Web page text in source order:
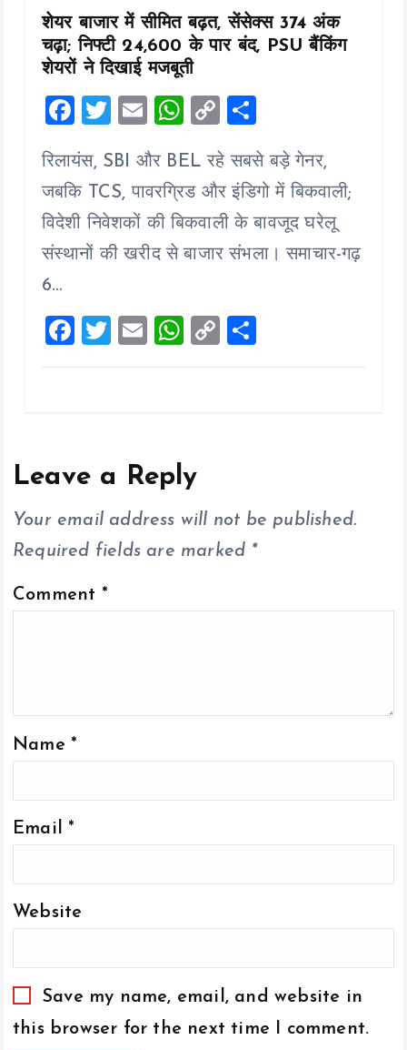
शेयर बाजार में सीमित बढ़त, सेंसेक्स 374 अंक
चढ़ा; निफ्टी 24,600 के पार बंद, PSU बैंकिंग
शेयरों ने दिखाई मजबूती
F
ce
b
o
o
T
tt
er
E
ai
l
W
at
s
A
p
C
p
y
Li
n
a
re
रिलायंस, SBI और BEL रहे सबसे बड़े गेनर,
जबकि TCS, पावरग्रिड और इंडिगो में बिकवाली;
विदेशी निवेशकों की बिकवाली के बावजूद घरेलू
संस्थानों की खरीद से बाजार संभला। समाचार-गढ़
6…
F
a
o
T
wi
E
m
W
h
p
p
C
o
h
Leave a Reply
Your email address will not be published.
Required fields are marked *
Comment *
Name *
Email *
Website
Save my name, email, and website in
this browser for the next time I comment.